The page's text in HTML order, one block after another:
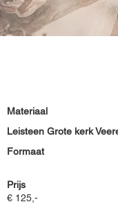
Materiaal
Leisteen Grote kerk
Formaat
Prijs
€ 125,-